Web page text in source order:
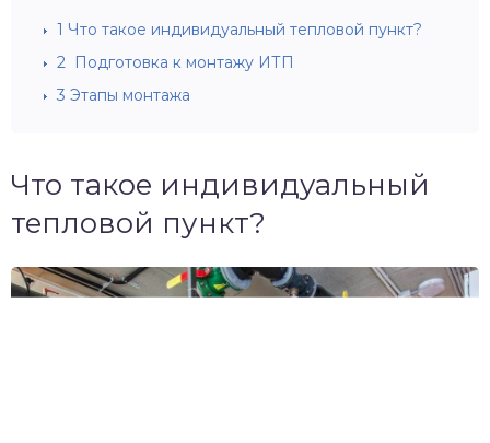
1 Что такое индивидуальный тепловой пункт?
2 Подготовка к монтажу ИТП
3 Этапы монтажа
Что такое индивидуальный
тепловой пункт?